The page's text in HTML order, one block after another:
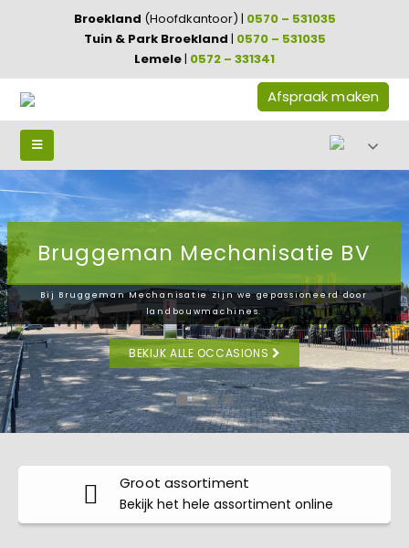
Broekland (Hoofdkantoor) | 0570 – 531035
Tuin & Park Broekland | 0570 – 531035
Lemele| 0572 – 331341
Afspraak maken
Bruggeman Mechanisatie BV
Bij Bruggeman Mechanisatie zijn we gepassioneerd door
landbouwmachines.
BEKIJK ALLE OCCASIONS
Groot assortiment
Bekijk het hele assortiment online